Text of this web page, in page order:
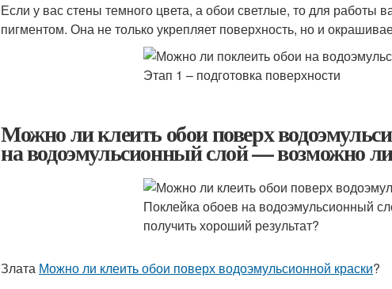
Если у вас стены темного цвета, а обои светлые, то для работы
пигментом. Она не только укрепляет поверхность, но и
Можно ли клеить обои поверх
на водоэмульсионный слой — возможно
Злата Можно ли клеить обои поверх водоэмульсионной краски?